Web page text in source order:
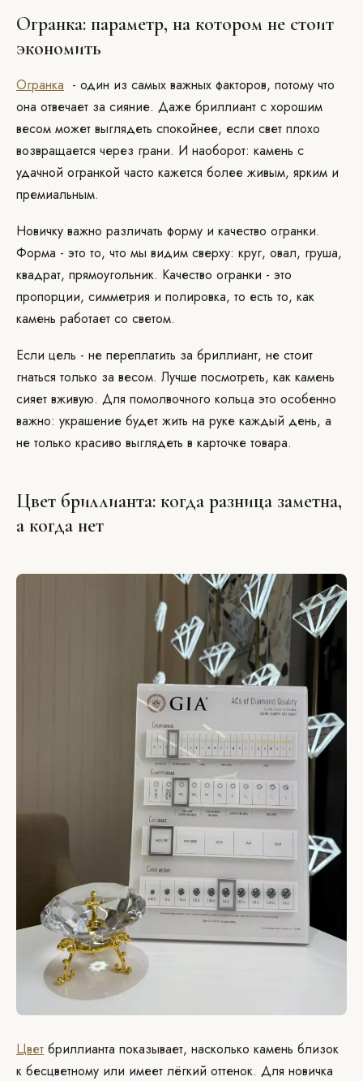
Огранка: параметр, на котором не стоит
экономить
Огранка - один из самых важных факторов, потому что
она отвечает за сияние. Даже бриллиант с хорошим
весом может выглядеть спокойнее, если свет плохо
возвращается через грани. И наоборот: камень с
удачной огранкой часто кажется более живым, ярким и
премиальным.
Новичку важно различать форму и качество огранки.
Форма - это то, что мы видим сверху: круг, овал, груша,
квадрат, прямоугольник. Качество огранки - это
пропорции, симметрия и полировка, то есть то, как
камень работает со светом.
Если цель - не переплатить за бриллиант, не стоит
гнаться только за весом. Лучше посмотреть, как камень
сияет вживую. Для помолвочного кольца это особенно
важно: украшение будет жить на руке каждый день, а
не только красиво выглядеть в карточке товара.
Цвет бриллианта: когда разница заметна,
а когда нет
Цвет бриллианта показывает, насколько камень близок
к бесцветному или имеет лёгкий оттенок. Для новичка